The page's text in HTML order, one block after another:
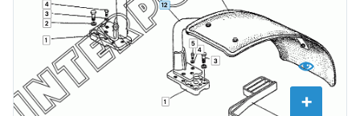
+
1
1
2
3
3
4
4
5
12